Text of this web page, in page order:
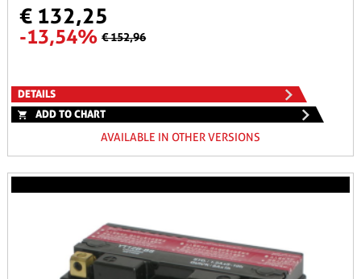
€ 132,25
-13,54% € 152,96
DETAILS
ADD TO CHART
AVAILABLE IN OTHER VERSIONS